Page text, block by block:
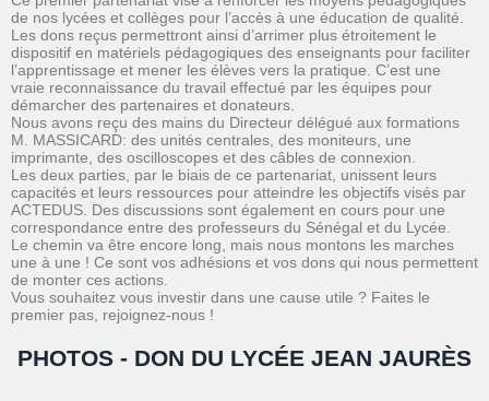
de nos lycées et collèges pour l’accès à une éducation de qualité.
Les dons reçus permettront ainsi d’arrimer plus étroitement le
dispositif en matériels pédagogiques des enseignants pour faciliter
l’apprentissage et mener les élèves vers la pratique. C’est une
vraie reconnaissance du travail effectué par les équipes pour
démarcher des partenaires et donateurs.
Nous avons reçu des mains du Directeur délégué aux formations
M. MASSICARD: des unités centrales, des moniteurs, une
imprimante, des oscilloscopes et des câbles de connexion.
Les deux parties, par le biais de ce partenariat, unissent leurs
capacités et leurs ressources pour atteindre les objectifs visés par
ACTEDUS. Des discussions sont également en cours pour une
correspondance entre des professeurs du Sénégal et du Lycée.
Le chemin va être encore long, mais nous montons les marches
une à une ! Ce sont vos adhésions et vos dons qui nous permettent
de monter ces actions.
Vous souhaitez vous investir dans une cause utile ? Faites le
premier pas, rejoignez-nous !
PHOTOS - DON DU LYCÉE JEAN JAURÈS